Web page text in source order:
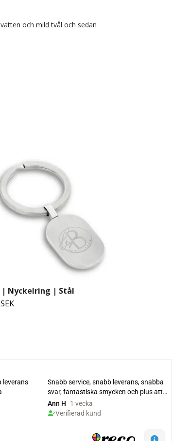
och mild tvål och sedan
| Nyckelring | Stål